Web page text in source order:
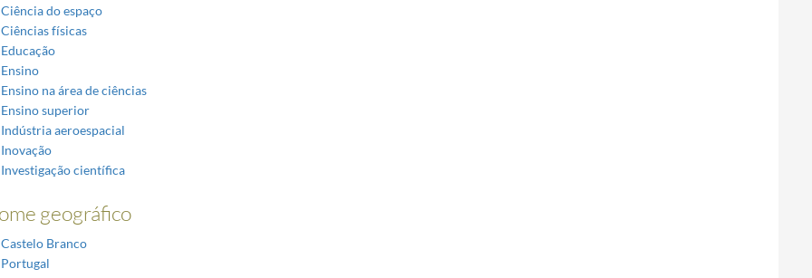
Ciência do espaço
Ciências físicas
Educação
Ensino
Ensino na área de ciências
Ensino superior
Indústria aeroespacial
Inovação
Investigação científica
geográfico
Castelo Branco
Portugal